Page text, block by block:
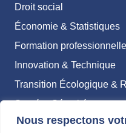
Nous respectons
Droit social
Économie & Statistiques
Formation professionnelle
Innovation & Technique
Transition Écologique &
Santé & Sécurité
Mentions légales